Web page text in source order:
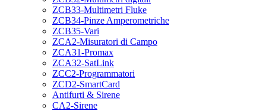
ZCB33-Multimetri Fluke
ZCB34-Pinze Amperometriche
ZCB35-Vari
ZCA2-Misuratori di Campo
ZCA31-Promax
ZCA32-SatLink
ZCC2-Programmatori
ZCD2-SmartCard
Antifurti & Sirene
CA2-Sirene